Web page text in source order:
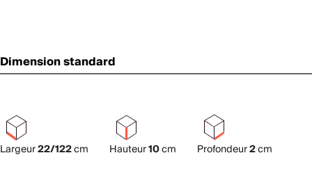
Dimension standard
Largeur22/122cm Hauteur10cm Profondeur2cm